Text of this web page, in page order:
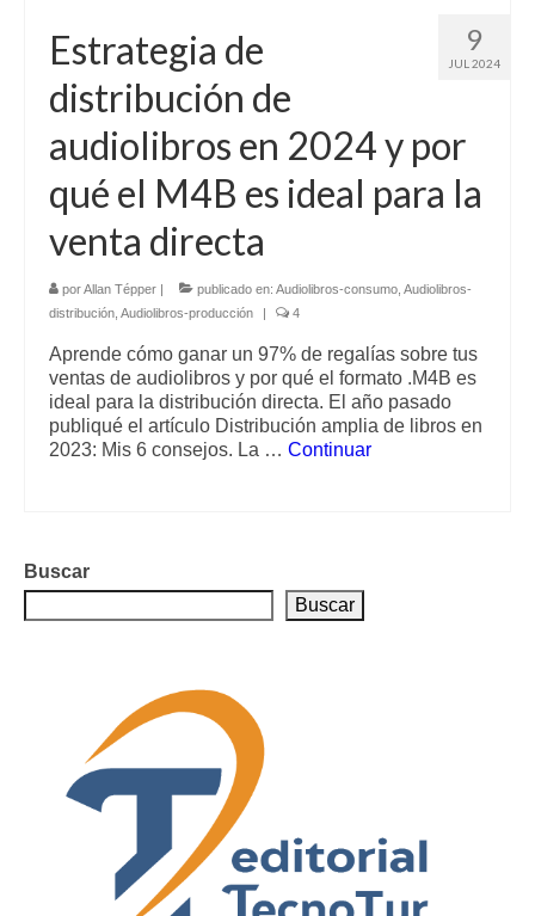
9
JUL 2024
Estrategia de
distribución de
audiolibros en 2024 y por
qué el M4B es ideal para la
venta directa
porAllan Tépper publicado en: Audiolibros-consumo Audiolibros-
distribución Audiolibros-producción 4
Aprende cómo ganar un 97% de regalías sobre tus
ventas de audiolibros y por qué el formato .M4B es
ideal para la distribución directa. El año pasado
publiqué el artículo Distribución amplia de libros en
2023: Mis 6 consejos. La … Continuar
Buscar
Buscar